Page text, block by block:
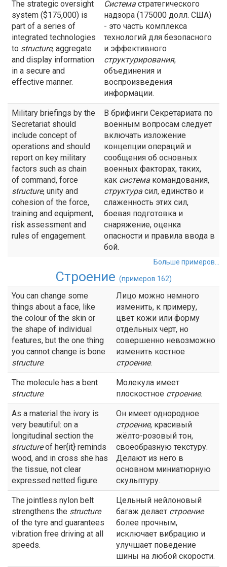
The strategic oversight
system ($175,000) is
part of a series of
integrated technologies
to structure, aggregate
and display information
in a secure and
effective manner.
Система стратегического
надзора (175000 долл. США)
- это часть комплекса
технологий для безопасного
и эффективного
структурирования,
объединения и
воспроизведения
информации.
Military briefings by the
Secretariat should
include concept of
operations and should
report on key military
factors such as chain
of command, force
structure, unity and
cohesion of the force,
training and equipment,
risk assessment and
rules of engagement.
В брифинги Секретариата по
военным вопросам следует
включать изложение
концепции операций и
сообщения об основных
военных факторах, таких,
как система командования,
структура сил, единство и
слаженность этих сил,
боевая подготовка и
снаряжение, оценка
опасности и правила ввода в
бой.
Больше примеров...
Строение (примеров 162)
You can change some
things about a face, like
the colour of the skin or
the shape of individual
features, but the one thing
you cannot change is bone
structure.
Лицо можно немного
изменить, к примеру,
цвет кожи или форму
отдельных черт, но
совершенно невозможно
изменить костное
строение.
The molecule has a bent
structure.
Молекула имеет
плоскостное строение.
As a material the ivory is
very beautiful: on a
longitudinal section the
structureof her{it} reminds
wood, and in cross she has
the tissue, not clear
expressed netted figure.
Он имеет однородное
строение, красивый
жёлто-розовый тон,
своеобразную текстуру.
Делают из него в
основном миниатюрную
скульптуру.
The jointless nylon belt
strengthens the structure
of the tyre and guarantees
vibration free driving at all
speeds.
Цельный нейлоновый
багаж делает строение
более прочным,
исключает вибрацию и
улучшает поведение
шины на любой скорости.